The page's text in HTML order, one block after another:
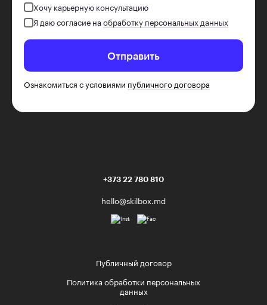
Хочу карьерную консультацию
Я даю согласие на обработку персональных данных
Отправить
Ознакомиться с условиями публичного договора
+373 22 780 810
hello@skilbox.md
Публичный договор
Политика обработки персональных
данных